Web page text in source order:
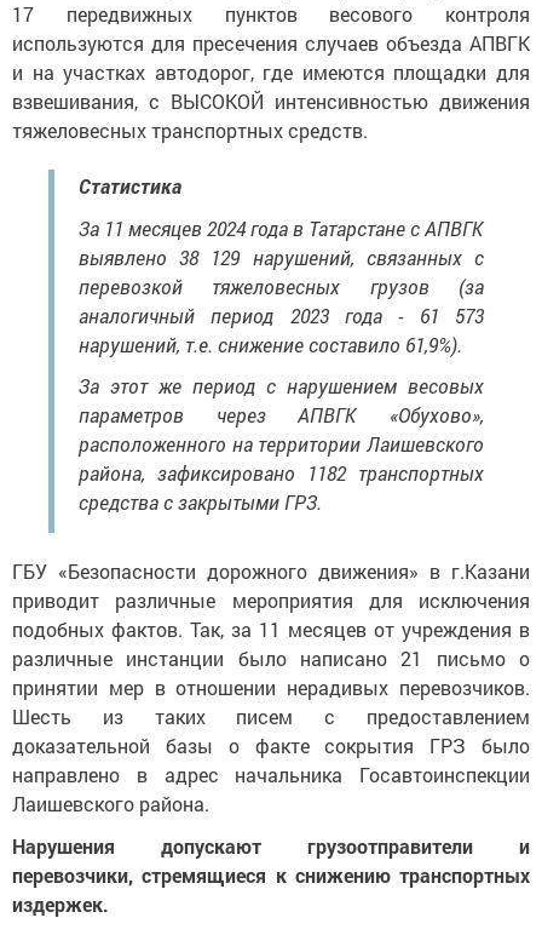
17 передвижных пунктов весового контроля
используются для пресечения случаев объезда АПВГК
и на участках автодорог, где имеются площадки для
взвешивания, с ВЫСОКОЙ интенсивностью движения
тяжеловесных транспортных средств.
Статистика
За 11 месяцев 2024 года в Татарстане с АПВГК
выявлено 38 129 нарушений, связанных с
перевозкой тяжеловесных грузов (за
аналогичный период 2023 года - 61 573
нарушений, т.е. снижение составило 61,9%).
За этот же период с нарушением весовых
параметров через АПВГК «Обухово»,
расположенного на территории Лаишевского
района, зафиксировано 1182 транспортных
средства с закрытыми ГРЗ.
ГБУ «Безопасности дорожного движения» в г.Казани
приводит различные мероприятия для исключения
подобных фактов. Так, за 11 месяцев от учреждения в
различные инстанции было написано 21 письмо о
принятии мер в отношении нерадивых перевозчиков.
Шесть из таких писем с предоставлением
доказательной базы о факте сокрытия ГРЗ было
направлено в адрес начальника Госавтоинспекции
Лаишевского района.
Нарушения допускают грузоотправители и
перевозчики, стремящиеся к снижению транспортных
издержек.